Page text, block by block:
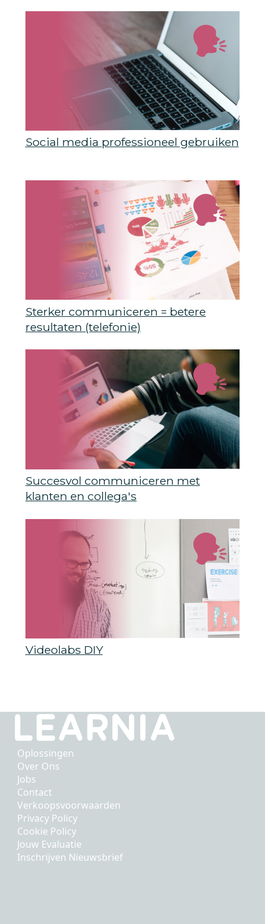
Social media professioneel gebruiken
Sterker communiceren = betere
resultaten (telefonie)
Succesvol communiceren met
klanten en collega's
Videolabs DIY
Oplossingen
Over Ons
Jobs
Contact
Verkoopsvoorwaarden
Privacy Policy
Cookie Policy
Jouw Evaluatie
Inschrijven Nieuwsbrief